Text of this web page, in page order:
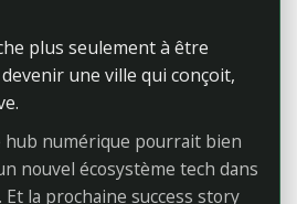
plus seulement à être
une ville qui conçoit,
hub numérique pourrait bien
nouvel écosystème tech dans
Et la prochaine success story